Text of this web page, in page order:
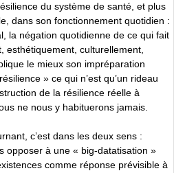
du système de santé, et plus
dans son fonctionnement quotidien :
la négation quotidienne de ce qui fait
esthétiquement, culturellement,
le mieux son impréparation
» ce qui n’est qu’un rideau
de la résilience réelle à
ne nous y habituerons jamais.
c’est dans les deux sens :
opposer à une « big-datatisation »
comme réponse prévisible à